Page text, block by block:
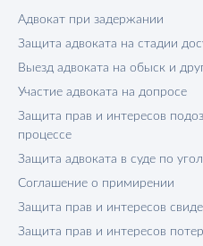
Адвокат при задержании
Защита адвоката на стадии
Выезд адвоката на обыск и
Участие адвоката на допросе
Защита прав и интересов
процессе
Защита адвоката в суде по
Соглашение о примирении
Защита прав и интересов
Защита прав и интересов